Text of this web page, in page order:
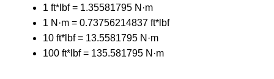
1 ft*lbf = 1.35581795 N·m
1 N·m = 0.73756214837 ft*lbf
10 ft*lbf = 13.5581795 N·m
100 ft*lbf = 135.581795 N·m